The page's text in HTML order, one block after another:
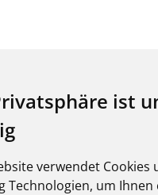
ist
verwendet Cookies
Technologien, um Ihnen